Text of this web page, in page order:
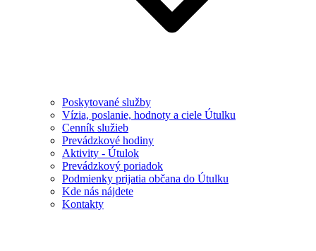
Poskytované služby
Vízia, poslanie, hodnoty a ciele Útulku
Cenník služieb
Prevádzkové hodiny
Aktivity - Útulok
Prevádzkový poriadok
Podmienky prijatia občana do Útulku
Kde nás nájdete
Kontakty